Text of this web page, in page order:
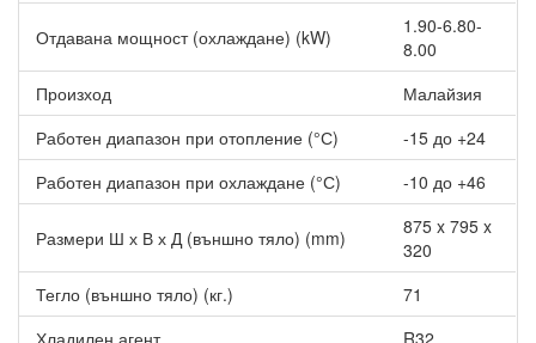
569.00 €
669.00 €
Panasonic CS-MZ20UD3EA
Panasonic CS-Z25UD3EAW
Panasonic CS-Z35UD3EAW
Panasonic CS-Z50UD3EAW
Panasonic CS-Z60UD3EAW
829.00 €
859.00 €
949.00 €
1339.00 €
1419.00 €
Подова серия
Отдавана мощност (охлаждане) (kW)
1.90-6.80-
8.00
Произход
Малайзия
Работен диапазон при отопление (°С)
-15 до +24
Работен диапазон при охлаждане (°С)
-10 до +46
Размери Ш х В х Д (външно тяло) (mm)
875 x 795 x
320
Тегло (външно тяло) (кг.)
71
Хладилен агент
R32